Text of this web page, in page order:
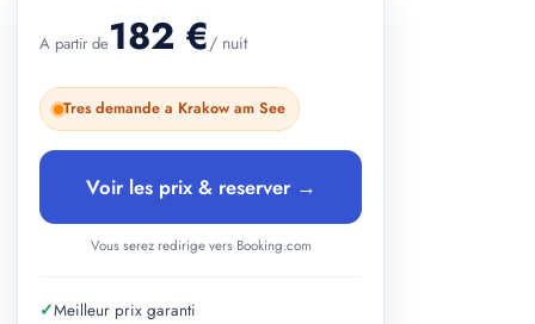
A partir de182 €/ nuit
Tres demande a Krakow am See
Voir les prix & reserver →
Vous serez redirige vers Booking.com
✓Meilleur prix garanti